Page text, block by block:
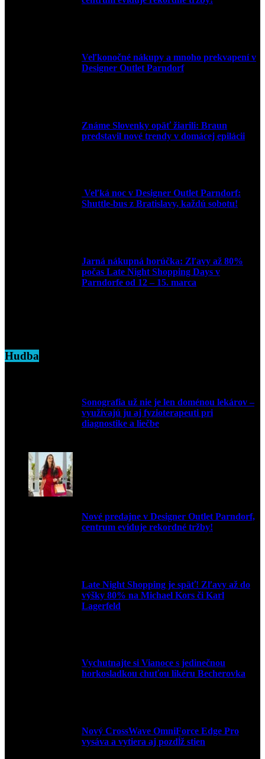
Veľkonočné nákupy a mnoho prekvapení v
Designer Outlet Parndorf
Známe Slovenky opäť žiarili: Braun
predstavil nové trendy v domácej epilácii
Veľká noc v Designer Outlet Parndorf:
Shuttle-bus z Bratislavy, každú sobotu!
Jarná nákupná horúčka: Zľavy až 80%
počas Late Night Shopping Days v
Parndorfe od 12 – 15. marca
Hudba
Sonografia už nie je len doménou lekárov –
využívajú ju aj fyzioterapeuti pri
diagnostike a liečbe
Nové predajne v Designer Outlet Parndorf,
centrum eviduje rekordné tržby!
Late Night Shopping je späť! Zľavy až do
výšky 80% na Michael Kors či Karl
Lagerfeld
Vychutnajte si Vianoce s jedinečnou
horkosladkou chuťou likéru Becherovka
Nový CrossWave OmniForce Edge Pro
vysáva a vytiera aj pozdĺž stien